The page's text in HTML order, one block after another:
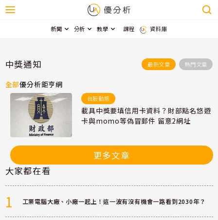
新聞 分析 教學 課程 資料庫
中獎通知 最新文章 熱門文章
全部優分析鉅亨網
台股動態
載具中獎要填信用卡資料？財部點名悠遊
卡與momo等偽冒郵件 留意2網址
更多文章
大家都在看
1 工業電腦大廠、小廠一起上！這一波有沒有機會一路看到2030年？